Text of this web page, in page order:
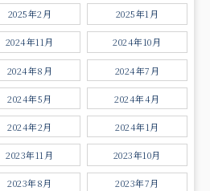
2025年2月 2025年1月
2024年11月 2024年10月
2024年8月 2024年7月
2024年5月 2024年4月
2024年2月 2024年1月
2023年11月 2023年10月
2023年8月 2023年7月